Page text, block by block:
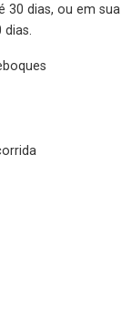
30 dias, ou em sua